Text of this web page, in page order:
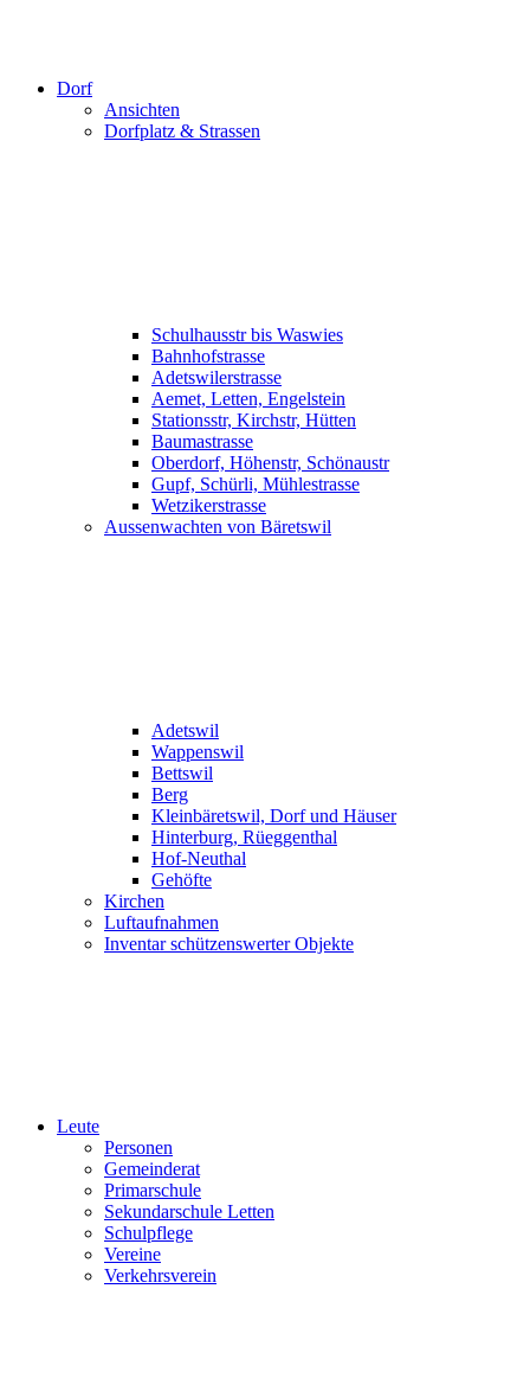
Dorf
Ansichten
Dorfplatz & Strassen
Schulhausstr bis Waswies
Bahnhofstrasse
Adetswilerstrasse
Aemet, Letten, Engelstein
Stationsstr, Kirchstr, Hütten
Baumastrasse
Oberdorf, Höhenstr, Schönaustr
Gupf, Schürli, Mühlestrasse
Wetzikerstrasse
Aussenwachten von Bäretswil
Adetswil
Wappenswil
Bettswil
Berg
Kleinbäretswil, Dorf und Häuser
Hinterburg, Rüeggenthal
Hof-Neuthal
Gehöfte
Kirchen
Luftaufnahmen
Inventar schützenswerter Objekte
Leute
Personen
Gemeinderat
Primarschule
Sekundarschule Letten
Schulpflege
Vereine
Verkehrsverein